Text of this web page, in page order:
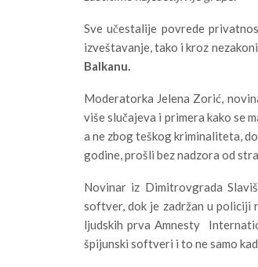
Sve učestalije povrede
izveštavanje, tako i kroz
Balkanu.
Moderatorka Jelena Zorić,
više slučajeva i primera kako se
a ne zbog teškog kriminaliteta,
godine, prošli bez nadzora od
Novinar iz Dimitrovgrada
softver, dok je zadržan u policiji
ljudskih prva Amnesty
špijunski softveri i to ne samo